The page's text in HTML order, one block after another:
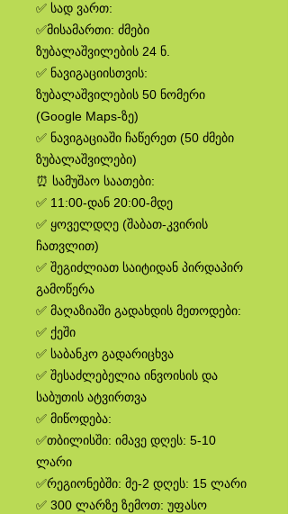
✅ სად ვართ:
✅მისამართი: ძმები
ზუბალაშვილების 24 ნ.
✅ ნავიგაციისთვის:
ზუბალაშვილების 50 ნომერი
(Google Maps-ზე)
✅ ნავიგაციაში ჩაწერეთ (50 ძმები
ზუბალაშვილები)
⏰ სამუშაო საათები:
✅ 11:00-დან 20:00-მდე
✅ ყოველდღე (შაბათ-კვირის
ჩათვლით)
✅ შეგიძლიათ საიტიდან პირდაპირ
გამოწერა
✅ მაღაზიაში გადახდის მეთოდები:
✅ ქეში
✅ საბანკო გადარიცხვა
✅ შესაძლებელია ინვოისის და
საბუთის ატვირთვა
✅ მიწოდება:
✅თბილისში: იმავე დღეს: 5-10
ლარი
✅რეგიონებში: მე-2 დღეს: 15 ლარი
✅ 300 ლარზე ზემოთ: უფასო